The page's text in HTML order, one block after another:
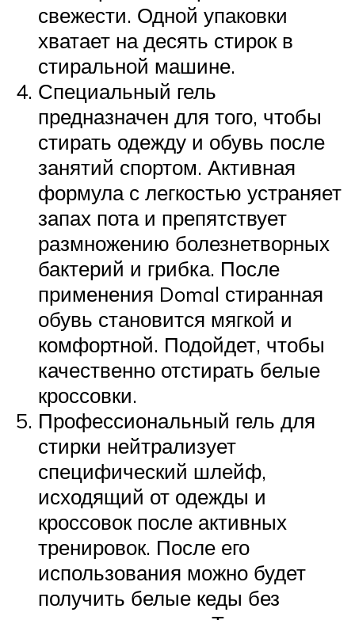
свежести. Одной упаковки
хватает на десять стирок в
стиральной машине.
Специальный гель
предназначен для того, чтобы
стирать одежду и обувь после
занятий спортом. Активная
формула с легкостью устраняет
запах пота и препятствует
размножению болезнетворных
бактерий и грибка. После
применения Domal стиранная
обувь становится мягкой и
комфортной. Подойдет, чтобы
качественно отстирать белые
кроссовки.
Профессиональный гель для
стирки нейтрализует
специфический шлейф,
исходящий от одежды и
кроссовок после активных
тренировок. После его
использования можно будет
получить белые кеды без